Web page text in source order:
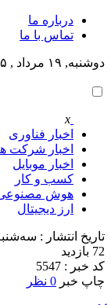
درباره ما
تماس با ما
دوشنبه, ۱۹ مرداد , ۱۴۰۵
x
اخبار فناوری
اخبار شرکت
اخبار موبایل
کسب و کار
هوش
ارز دیجیتال
تاریخ انتشار : سه‌شنبه 28 می 2024 -
72 بازدید
کد خبر : 5547
چاپ خبر 0 نظر